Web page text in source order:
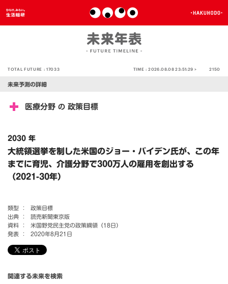
TOTAL FUTURE :17033 TIME :2026.08.08 23:51:29 > 2150
未来予測の詳細
医療分野 の 政策目標
2030 年
大統領選挙を制した米国のジョー・バイデン氏が、この年
までに育児、介護分野で300万人の雇用を創出する
（2021-30年）
類型 ：
政策目標
出典 ：
読売新聞東京版
資料 ：
米国野党民主党の政策綱領（18日）
発表 ：
2020年8月21日
関連する未来を検索